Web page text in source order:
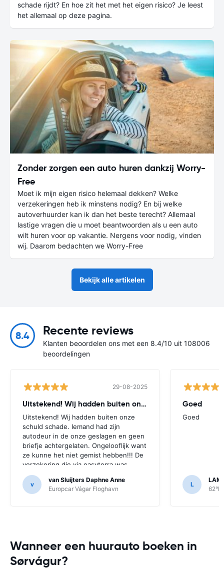
schade rijdt? En hoe zit het met het eigen risico? Je leest
het allemaal op deze pagina.
Zonder zorgen een auto huren dankzij Worry-
Free
Moet ik mijn eigen risico helemaal dekken? Welke
verzekeringen heb ik minstens nodig? En bij welke
autoverhuurder kan ik dan het beste terecht? Allemaal
lastige vragen die u moet beantwoorden als u een auto
wilt huren voor op vakantie. Nergens voor nodig, vinden
wij. Daarom bedachten we Worry-Free
Bekijk alle artikelen
8.4 Recente reviews
Klanten beoordelen ons met een 8.4/10 uit 108006
beoordelingen
29-08-2025
Uitstekend! Wij hadden buiten onze
Uitstekend! Wij hadden buiten onze
schuld schade. Iemand had zijn
autodeur in de onze geslagen en geen
briefje achtergelaten. Ongelooflijk want
ze kunne het niet gemist hebben!!! De
verzekering die via easyterra was
afgesloten heeft dat netjes vergoed.
De claim indienen was gemakkelijk, ook
omdat Europcar alle benodigde
v
van Sluijters Daphne Anne
Europcar Vágar Floghavn
Goed
Goed
L
Wanneer een huurauto boeken in
Sørvágur?